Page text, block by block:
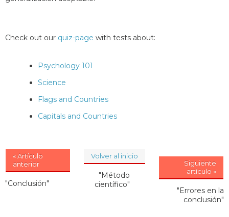
Check out our quiz-page with tests about:
Psychology 101
Science
Flags and Countries
Capitals and Countries
« Artículo
anterior
"Conclusión"
Volver al inicio
"Método
científico"
Siguiente
artículo »
"Errores en la
conclusión"